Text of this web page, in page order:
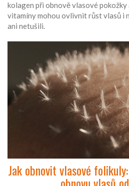
kolagen při obnově vlasové
vitamíny mohou ovlivnit růst vlasů i
ani netušili.
Jak obnovit vlasové